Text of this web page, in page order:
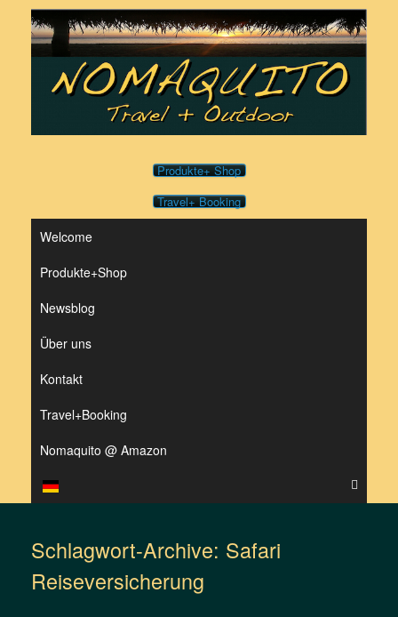
springen
Produkte+ Shop
Travel+ Booking
Welcome
Produkte+Shop
Newsblog
Über uns
Kontakt
Travel+Booking
Nomaquito @ Amazon
Schlagwort-Archive: Safari
Reiseversicherung